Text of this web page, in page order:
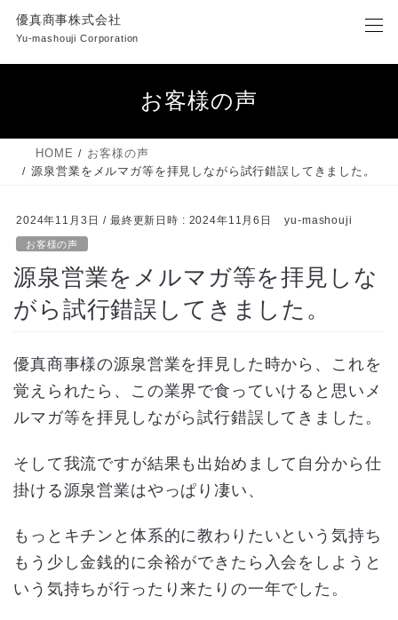
ン
キ
ー
に
優真商事株式会社
Yu-mashouji Corporation
お客様の声
HOME
お客様の声
源泉営業をメルマガ等を拝見しながら試行錯誤してきました。
2024年11月3日 / 最終更新日時 : 2024年11月6日 yu-mashouji
お客様の声
源泉営業をメルマガ等を拝見しな
がら試行錯誤してきました。
優真商事様の源泉営業を拝見した時から、これを
覚えられたら、この業界で食っていけると思いメ
ルマガ等を拝見しながら試行錯誤してきました。
そして我流ですが結果も出始めまして自分から仕
掛ける源泉営業はやっぱり凄い、
もっとキチンと体系的に教わりたいという気持ち
もう少し金銭的に余裕ができたら入会をしようと
いう気持ちが行ったり来たりの一年でした。